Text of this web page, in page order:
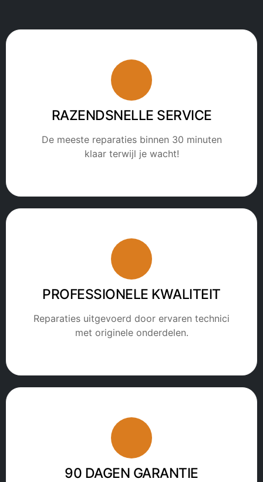
RAZENDSNELLE SERVICE
De meeste reparaties binnen 30 minuten
klaar terwijl je wacht!
PROFESSIONELE KWALITEIT
Reparaties uitgevoerd door ervaren technici
met originele onderdelen.
90 DAGEN GARANTIE